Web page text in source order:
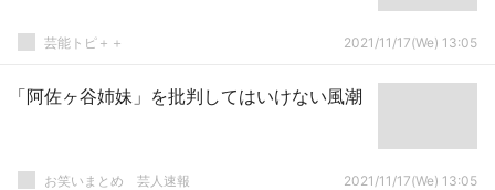
芸能トピ＋＋ 2021/11/17(We) 13:05
「阿佐ヶ谷姉妹」を批判してはいけない風潮
お笑いまとめ 芸人速報 2021/11/17(We) 13:05